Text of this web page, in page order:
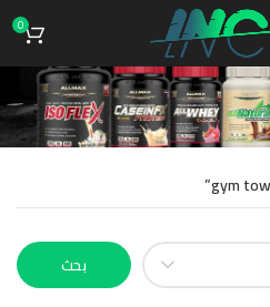
0
gym
بحث